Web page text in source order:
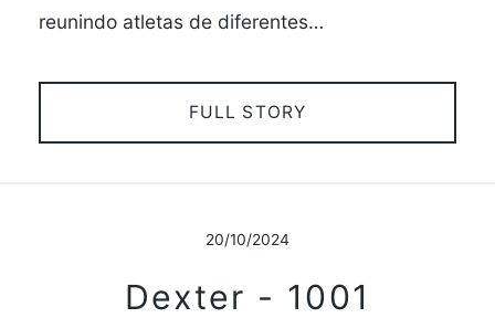
reunindo atletas de diferentes…
FULL STORY
20/10/2024
Dexter - 1001